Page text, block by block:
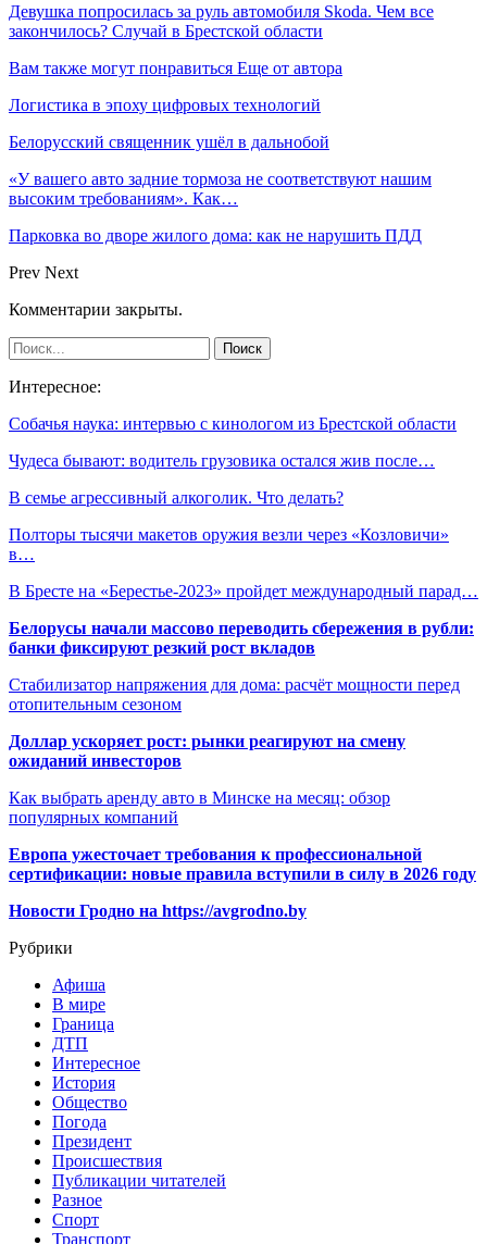
Девушка попросилась за руль автомобиля Skoda. Чем все
закончилось? Случай в Брестской области
Вам также могут понравиться Еще от автора
Логистика в эпоху цифровых технологий
Белорусский священник ушёл в дальнобой
«У вашего авто задние тормоза не соответствуют нашим
высоким требованиям». Как…
Парковка во дворе жилого дома: как не нарушить ПДД
Prev Next
Комментарии закрыты.
Интересное:
Собачья наука: интервью с кинологом из Брестской области
Чудеса бывают: водитель грузовика остался жив после…
В семье агрессивный алкоголик. Что делать?
Полторы тысячи макетов оружия везли через «Козловичи»
в…
В Бресте на «Берестье-2023» пройдет международный парад…
Белорусы начали массово переводить сбережения в рубли:
банки фиксируют резкий рост вкладов
Стабилизатор напряжения для дома: расчёт мощности перед
отопительным сезоном
Доллар ускоряет рост: рынки реагируют на смену
ожиданий инвесторов
Как выбрать аренду авто в Минске на месяц: обзор
популярных компаний
Европа ужесточает требования к профессиональной
сертификации: новые правила вступили в силу в 2026 году
Новости Гродно на https://avgrodno.by
Рубрики
Афиша
В мире
Граница
ДТП
Интересное
История
Общество
Погода
Президент
Происшествия
Публикации читателей
Разное
Спорт
Транспорт